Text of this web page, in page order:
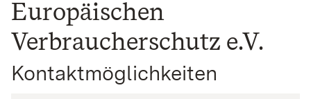
Europäischen
Verbraucherschutz e.V.
Kontaktmöglichkeiten